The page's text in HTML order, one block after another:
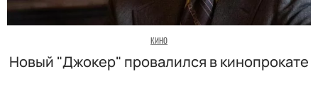
КИНО
Новый "Джокер" провалился в кинопрокате